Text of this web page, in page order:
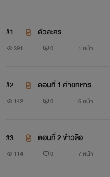
#1 ตัวละคร
391 0 1 หน้า
#2 ตอนที่ 1 ค่ายทหาร
142 0 6 หน้า
#3 ตอนที่ 2 ข่าวลือ
114 0 7 หน้า